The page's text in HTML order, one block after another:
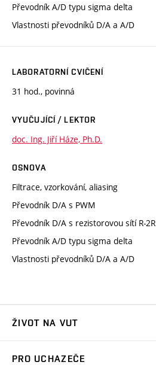
Převodník A/D typu sigma delta
Vlastnosti převodníků D/A a A/D
LABORATORNÍ CVIČENÍ
31 hod., povinná
VYUČUJÍCÍ / LEKTOR
doc. Ing. Jiří Háze, Ph.D.
OSNOVA
Filtrace, vzorkování, aliasing
Převodník D/A s PWM
Převodník D/A s rezistorovou sítí R-2R
Převodník A/D typu sigma delta
Vlastnosti převodníků D/A a A/D
ŽIVOT NA VUT
PRO UCHAZEČE